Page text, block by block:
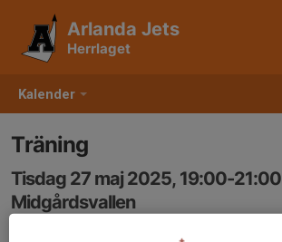
Kalender
Arlanda Jets
Herrlaget
Träning
Tisdag 27 maj 2025, 19:00-21:00
Midgårdsvallen